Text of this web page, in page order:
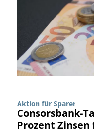
Aktion für Sparer
Consorsbank-
Prozent Zinsen